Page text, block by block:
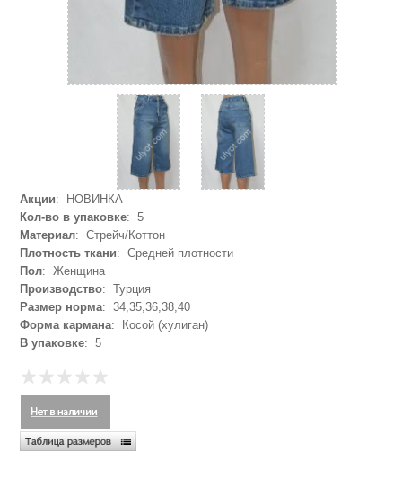
Акции: НОВИНКА
Кол-во в упаковке: 5
Материал: Стрейч/Коттон
Плотность ткани: Средней плотности
Пол: Женщина
Производство: Турция
Размер норма: 34,35,36,38,40
Форма кармана: Косой (хулиган)
В упаковке: 5